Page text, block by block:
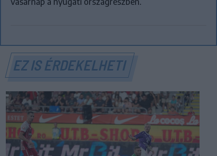
EZ IS ÉRDEKELHETI